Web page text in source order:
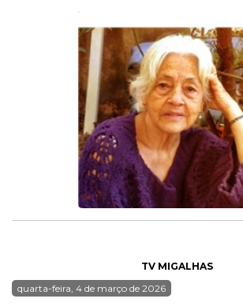
TV MIGALHAS
quarta-feira, 4 de março de 2026